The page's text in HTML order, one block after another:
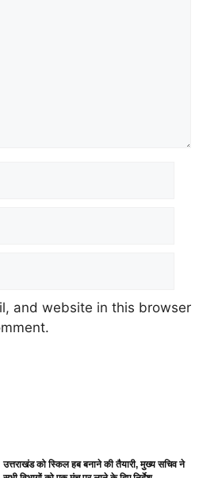
and website in this browser
उत्तराखंड को स्किल हब बनाने की तैयारी, मुख्य सचिव ने